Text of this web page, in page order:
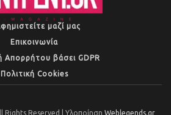
μαζί μας
Επικοινωνία
Απορρήτου βάσει GDPR
Πολιτική Cookies
Rights Reserved | Υλοποίηση Weblegends.gr